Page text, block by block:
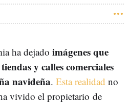
ha dejado imágenes que
y calles comerciales
navideña. Esta realidad no
vivido el propietario de